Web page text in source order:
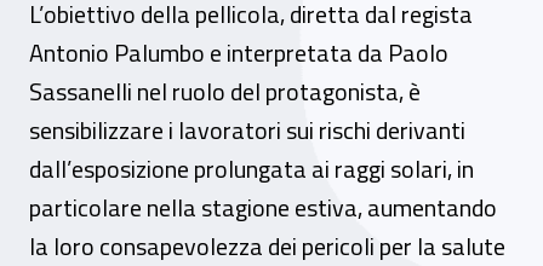
L’obiettivo della pellicola, diretta dal regista
Antonio Palumbo e interpretata da Paolo
Sassanelli nel ruolo del protagonista, è
sensibilizzare i lavoratori sui rischi derivanti
dall’esposizione prolungata ai raggi solari, in
particolare nella stagione estiva, aumentando
la loro consapevolezza dei pericoli per la salute